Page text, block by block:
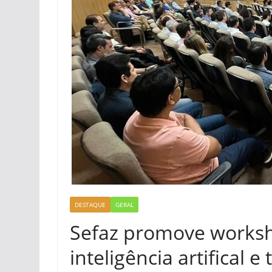
DESTAQUE GERAL
Sefaz promove
inteligência artifical e